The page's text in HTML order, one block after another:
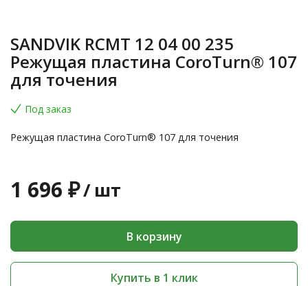
SANDVIK RCMT 12 04 00 235
Режущая пластина CoroTurn® 107
для точения
Под заказ
Режущая пластина CoroTurn® 107 для точения
1 696 ₽/ шт
В корзину
Купить в 1 клик